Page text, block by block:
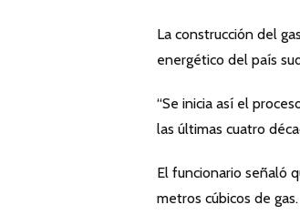
La construcción del
energético del país
“Se inicia así el
las últimas cuatro
El funcionario señaló
metros cúbicos de gas.